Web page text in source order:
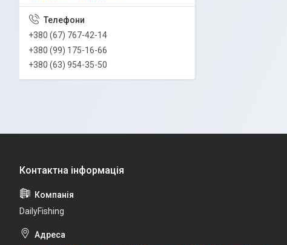
+380 (67) 767-42-14
+380 (99) 175-16-66
+380 (63) 954-35-50
DailyFishing